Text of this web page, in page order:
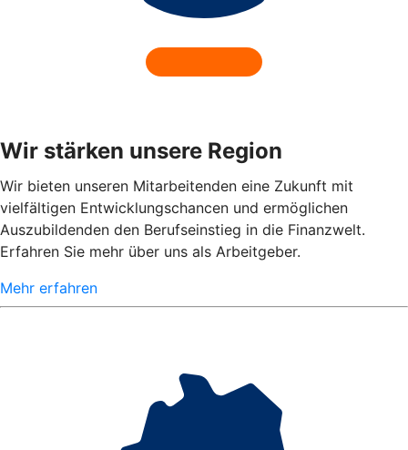
Wir stärken unsere Region
Wir bieten unseren Mitarbeitenden eine Zukunft mit
vielfältigen Entwicklungschancen und ermöglichen
Auszubildenden den Berufseinstieg in die Finanzwelt.
Erfahren Sie mehr über uns als Arbeitgeber.
Mehr erfahren